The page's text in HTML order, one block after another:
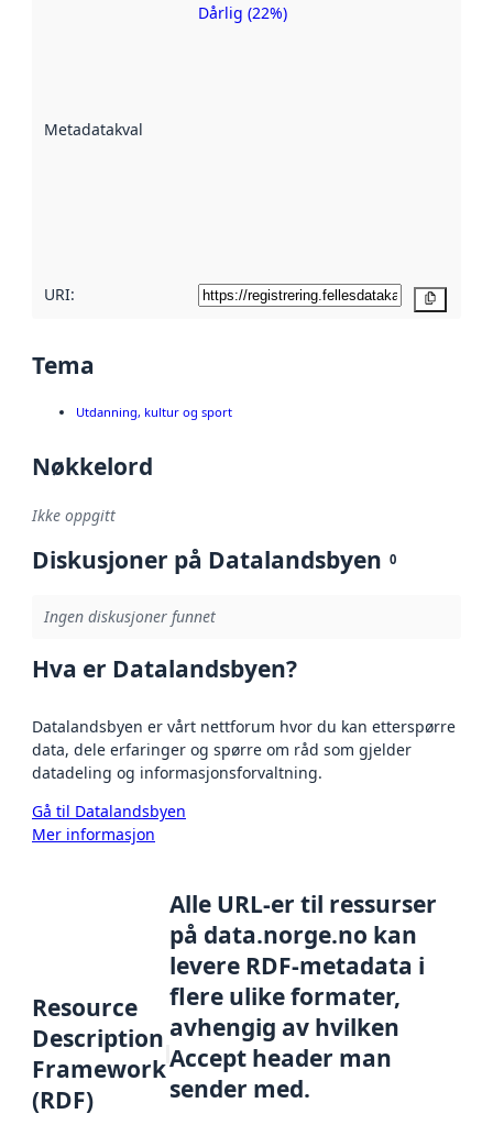
Metadatakvalitet
Metadatakvalitet
Dårlig (22%)
URI:
Tema
Utdanning, kultur og sport
Nøkkelord
Ikke oppgitt
Diskusjoner på Datalandsbyen 0
Ingen diskusjoner funnet
Hva er Datalandsbyen?
Datalandsbyen er vårt nettforum hvor du kan etterspørre
data, dele erfaringer og spørre om råd som gjelder
datadeling og informasjonsforvaltning.
Gå til Datalandsbyen
Mer informasjon
Resource
Description
Framework
(RDF)
Alle URL-er til ressurser
på data.norge.no kan
levere RDF-metadata i
flere ulike formater,
avhengig av hvilken
Accept header man
sender med.